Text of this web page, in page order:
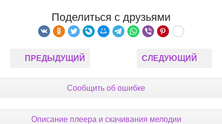
Поделиться с друзьями
ПРЕДЫДУЩИЙ СЛЕДУЮЩИЙ
Сообщить об ошибке
Описание плеера и скачивания мелодии